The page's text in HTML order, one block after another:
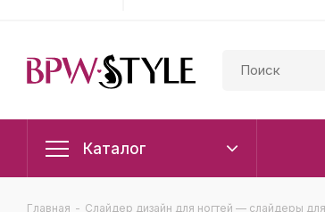
Каталог
Главная - Слайдер дизайн для ногтей — слайдеры